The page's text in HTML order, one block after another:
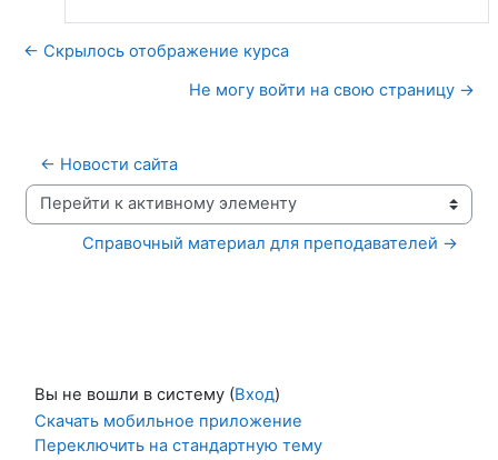
← Скрылось отображение курса
Не могу войти на свою страницу →
← Новости сайта
Перейти к активному элементу
Справочный материал для преподавателей →
Вы не вошли в систему (Вход)
Скачать мобильное приложение
Переключить на стандартную тему